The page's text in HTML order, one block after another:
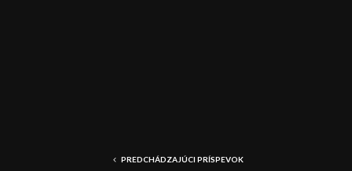
PREDCHÁDZAJÚCI PRÍSPEVOK